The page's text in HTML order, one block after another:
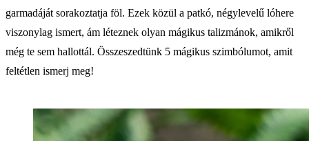
garmadáját sorakoztatja föl. Ezek közül a patkó, négylevelű lóhere
viszonylag ismert, ám léteznek olyan mágikus talizmánok, amikről
még te sem hallottál. Összeszedtünk 5 mágikus szimbólumot, amit
feltétlen ismerj meg!